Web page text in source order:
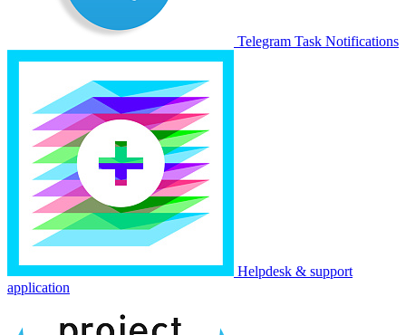
Telegram Task Notifications
Helpdesk & support
application